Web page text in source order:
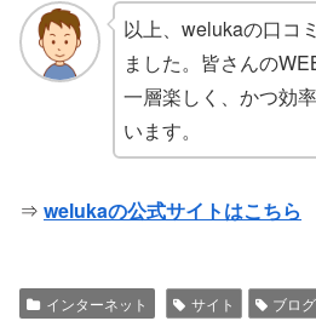
以上、welukaの口コ
ました。皆さんの
一層楽しく、かつ効
います。
⇒ welukaの公式サイトはこちら
インターネット サイト ブログ